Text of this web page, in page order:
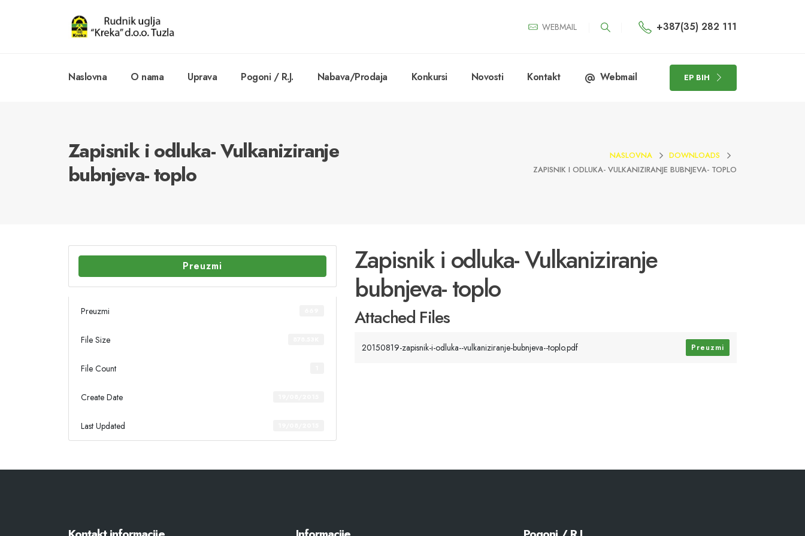
WEBMAIL +387(35) 282 111
Naslovna O nama Uprava Pogoni / R.J. Nabava/Prodaja Konkursi Novosti Kontakt Webmail EP BIH
Zapisnik i odluka- Vulkaniziranje
bubnjeva- toplo
NASLOVNA
DOWNLOADS
ZAPISNIK I ODLUKA- VULKANIZIRANJE BUBNJEVA- TOPLO
Preuzmi
Preuzmi
File Size
File Count
Create Date
Last Updated
Zapisnik i odluka- Vulkaniziranje
bubnjeva- toplo
Attached Files
20150819-zapisnik-i-odluka--vulkaniziranje-bubnjeva--toplo.pdf Preuzmi